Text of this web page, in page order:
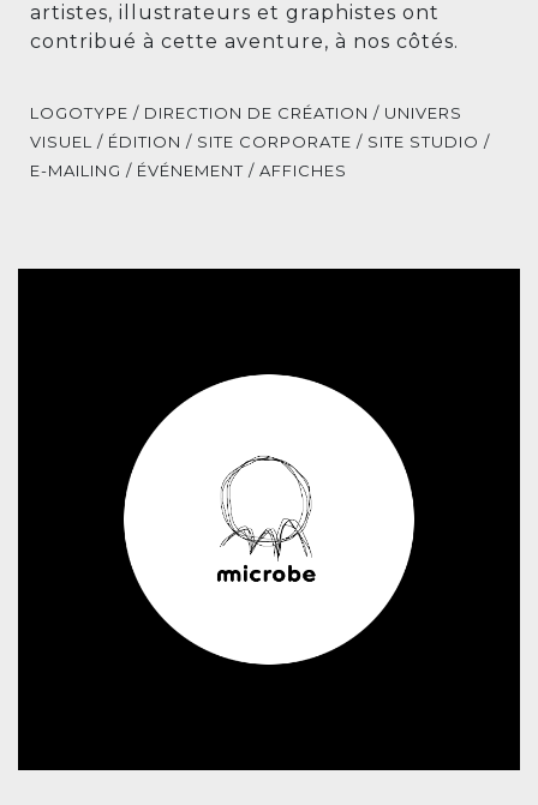
artistes, illustrateurs et graphistes ont
contribué à cette aventure, à nos côtés.
LOGOTYPE / DIRECTION DE CRÉATION / UNIVERS
VISUEL / ÉDITION / SITE CORPORATE / SITE STUDIO /
E-MAILING / ÉVÉNEMENT / AFFICHES